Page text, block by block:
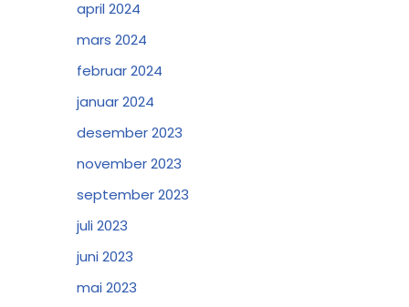
april 2024
mars 2024
februar 2024
januar 2024
desember 2023
november 2023
september 2023
juli 2023
juni 2023
mai 2023